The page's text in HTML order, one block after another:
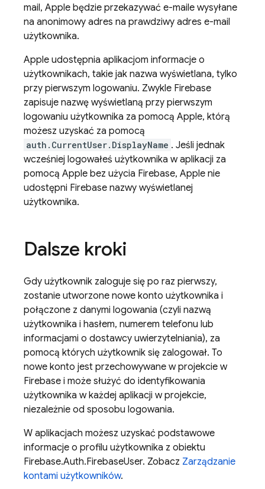
mail, Apple będzie przekazywać e-maile wysyłane
na anonimowy adres na prawdziwy adres e-mail
użytkownika.
Apple udostępnia aplikacjom informacje o
użytkownikach, takie jak nazwa wyświetlana, tylko
przy pierwszym logowaniu. Zwykle Firebase
zapisuje nazwę wyświetlaną przy pierwszym
logowaniu użytkownika za pomocą Apple, którą
możesz uzyskać za pomocą
auth.CurrentUser.DisplayName . Jeśli jednak
wcześniej logowałeś użytkownika w aplikacji za
pomocą Apple bez użycia Firebase, Apple nie
udostępni Firebase nazwy wyświetlanej
użytkownika.
Dalsze kroki
Gdy użytkownik zaloguje się po raz pierwszy,
zostanie utworzone nowe konto użytkownika i
połączone z danymi logowania (czyli nazwą
użytkownika i hasłem, numerem telefonu lub
informacjami o dostawcy uwierzytelniania), za
pomocą których użytkownik się zalogował. To
nowe konto jest przechowywane w projekcie w
Firebase i może służyć do identyfikowania
użytkownika w każdej aplikacji w projekcie,
niezależnie od sposobu logowania.
W aplikacjach możesz uzyskać podstawowe
informacje o profilu użytkownika z obiektu
Firebase.Auth.FirebaseUser. Zobacz Zarządzanie
kontami użytkowników.